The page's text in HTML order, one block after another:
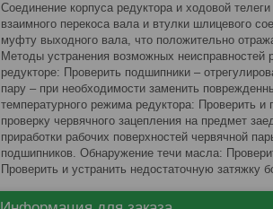
Соединение корпуса редуктора и ходовой
взаимного перекоса вала и втулки шлицевого
муфту выходного вала, что положительно
Методы устранения возможных
редукторе: Проверить подшипники –
пару – при необходимости заменить
температурного режима редуктора: Проверить
проверку червячного зацепления на предмет
приработки рабочих поверхностей червячной
подшипников. Обнаружение течи масла:
Проверить и устранить недостаточную затяжку